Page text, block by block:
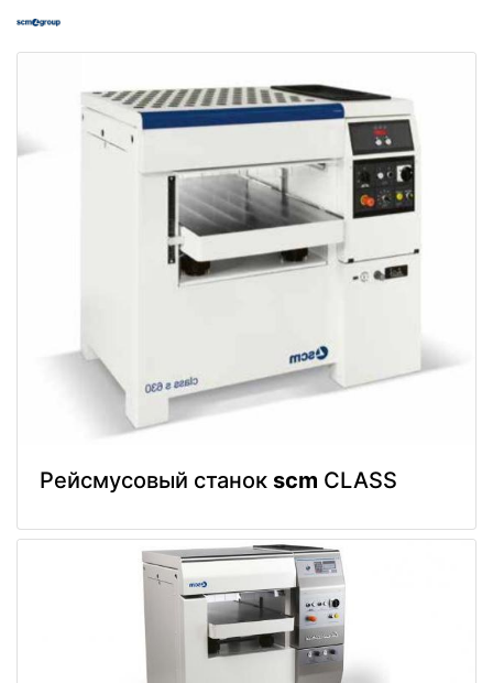
Рейсмусовый станок scm CLASS